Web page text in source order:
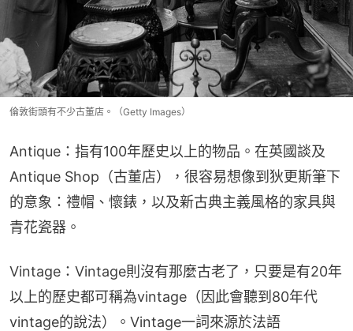
倫敦街頭有不少古董店。（Getty Images）
Antique：指有100年歷史以上的物品。在英國談及
Antique Shop（古董店），很容易想像到狄更斯筆下
的意象：禮帽、懷錶，以及新古典主義風格的家具與
青花瓷器。
Vintage：Vintage則沒有那麼古老了，只要是有20年
以上的歷史都可稱為vintage（因此會聽到80年代
vintage的說法）。Vintage一詞來源於法語